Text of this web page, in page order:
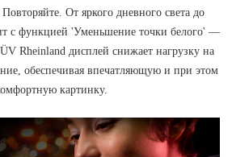
От яркого дневного света до
с функцией 'Уменьшение точки белого' —
Rheinland дисплей снижает нагрузку на
обеспечивая впечатляющую и при этом
картинку.